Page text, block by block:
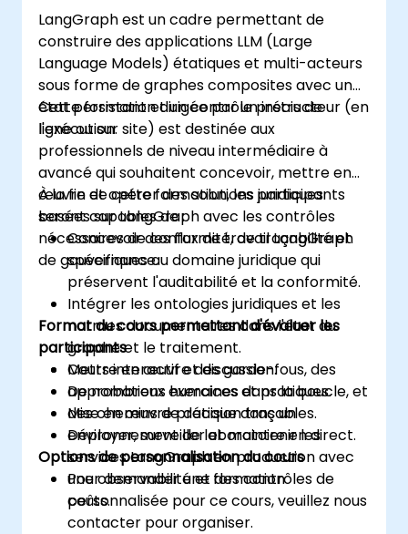
LangGraph est un cadre permettant de
construire des applications LLM (Large
Language Models) étatiques et multi-acteurs
sous forme de graphes composites avec un
état persistant et un contrôle précis de
l'exécution.
Cette formation dirigée par un instructeur (en
ligne ou sur site) est destinée aux
professionnels de niveau intermédiaire à
avancé qui souhaitent concevoir, mettre en
œuvre et opérer des solutions juridiques
basées sur LangGraph avec les contrôles
nécessaires de conformité, de traçabilité et
de gouvernance.
À la fin de cette formation, les participants
seront capables de :
Concevoir des flux de travail LangGraph
spécifiques au domaine juridique qui
préservent l'auditabilité et la conformité.
Intégrer les ontologies juridiques et les
normes documentaires dans l'état du
graphe et le traitement.
Mettre en œuvre des garde-fous, des
approbations humaines dans la boucle, et
des chemins de décision traçables.
Déployer, surveiller et maintenir les
services LangGraph en production avec
une observabilité et des contrôles de
coûts.
Format du cours permettant d'évaluer les
participants
Cours interactif et discussion.
De nombreux exercices et pratiques.
Mise en œuvre pratique dans un
environnement de laboratoire en direct.
Options de personnalisation du cours
Pour demander une formation
personnalisée pour ce cours, veuillez nous
contacter pour organiser.